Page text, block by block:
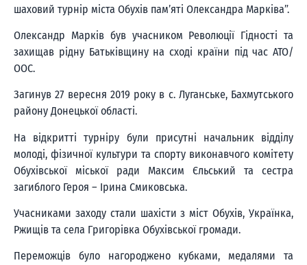
шаховий турнір міста Обухів пам’яті Олександра Марківа”.
Олександр Марків був учасником Революції Гідності та
захищав рідну Батьківщину на сході країни під час АТО/
ООС.
Загинув 27 вересня 2019 року в с. Луганське, Бахмутського
району Донецької області.
На відкритті турніру були присутні начальник відділу
молоді, фізичної культури та спорту виконавчого комітету
Обухівської міської ради Максим Єльський та сестра
загиблого Героя – Ірина Смиковська.
Учасниками заходу стали шахісти з міст Обухів, Українка,
Ржищів та села Григорівка Обухівської громади.
Переможців було нагороджено кубками, медалями та